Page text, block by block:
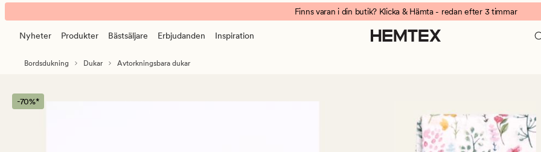
Blossom
avtorkningsbar
banner.
Klicka
ESCAPE
att
pausa.
Finns varan i din butik? Klicka & Hämta - redan efter 3 timmar
Nyheter Produkter Bästsäljare Erbjudanden Inspiration
Bordsdukning Dukar Avtorkningsbara dukar
-70%*